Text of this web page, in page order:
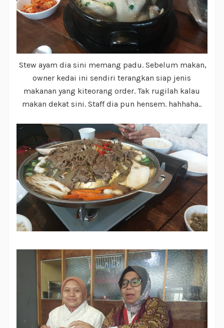
Stew ayam dia sini memang padu. Sebelum makan,
owner kedai ini sendiri terangkan siap jenis
makanan yang kiteorang order. Tak rugilah kalau
makan dekat sini. Staff dia pun hensem. hahhaha..